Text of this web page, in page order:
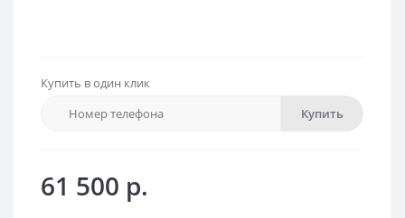
Купить в один клик
Купить
61 500 р.